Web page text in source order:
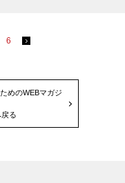
6
めのWEBマガジ
る